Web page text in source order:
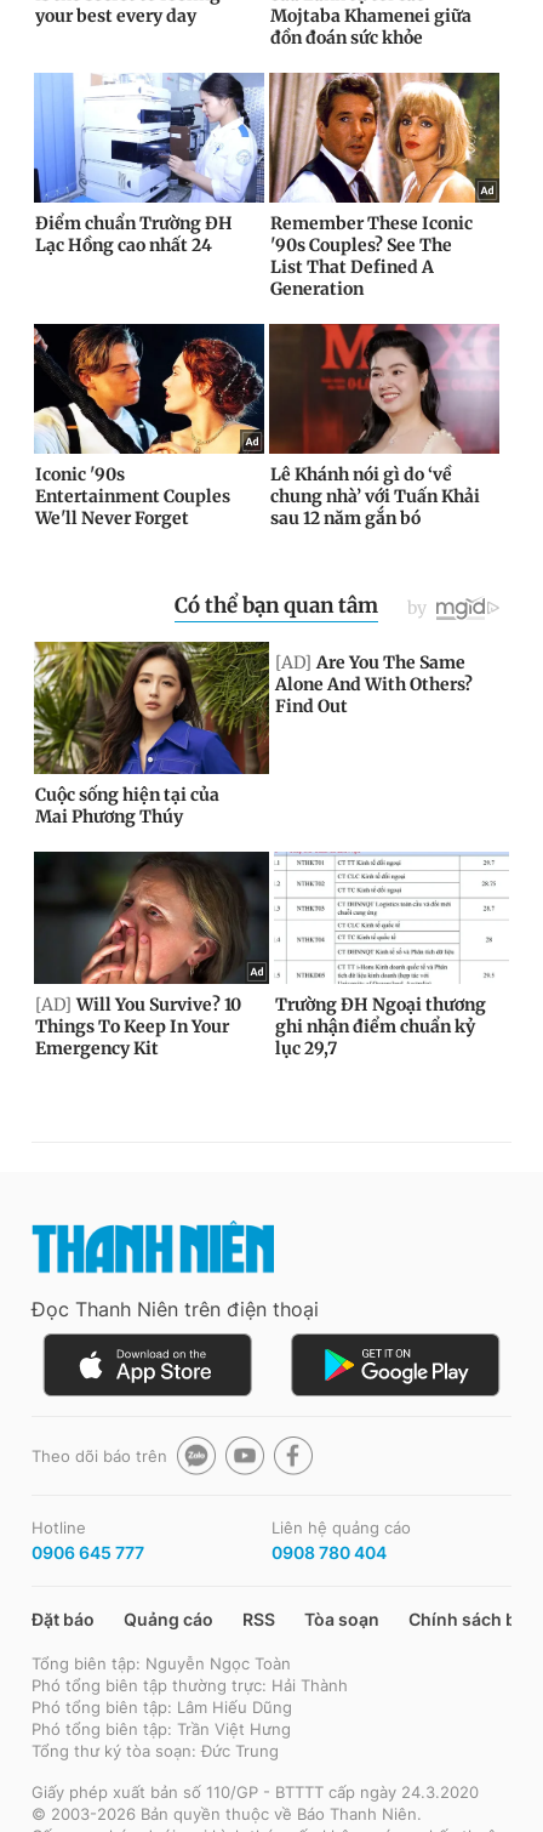
Đọc Thanh Niên trên điện thoại
Theo dõi báo trên
Hotline
0906 645 777
Liên hệ quảng cáo
0908 780 404
Đặt báo Quảng cáo RSS Tòa soạn Chính sách bảo
Tổng biên tập: Nguyễn Ngọc Toàn
Phó tổng biên tập thường trực: Hải Thành
Phó tổng biên tập: Lâm Hiếu Dũng
Phó tổng biên tập: Trần Việt Hưng
Tổng thư ký tòa soạn: Đức Trung
Giấy phép xuất bản số 110/GP - BTTTT cấp ngày 24.3.2020
© 2003-2026 Bản quyền thuộc về Báo Thanh Niên.